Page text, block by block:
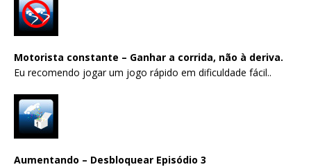
Motorista constante – Ganhar a corrida, não à deriva.
Eu recomendo jogar um jogo rápido em dificuldade fácil..
Aumentando – Desbloquear Episódio 3